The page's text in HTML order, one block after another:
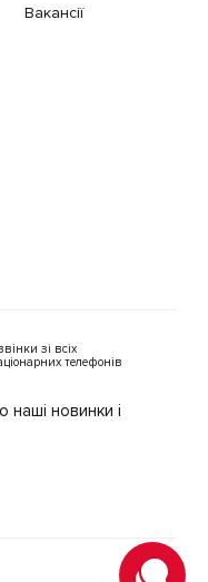
Вакансії
зі всіх
телефонів
наші новинки і